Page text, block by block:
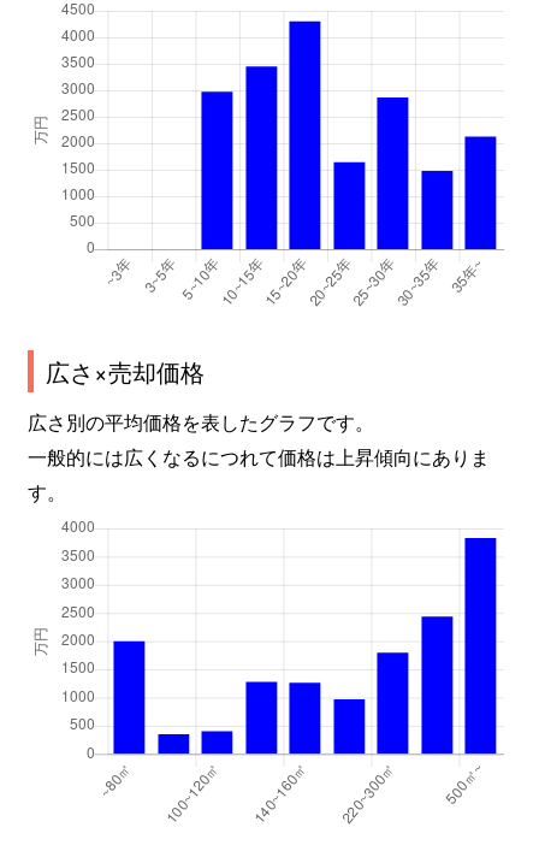
広さ×売却価格
広さ別の平均価格を表したグラフです。
一般的には広くなるにつれて価格は上昇傾向にありま
す。